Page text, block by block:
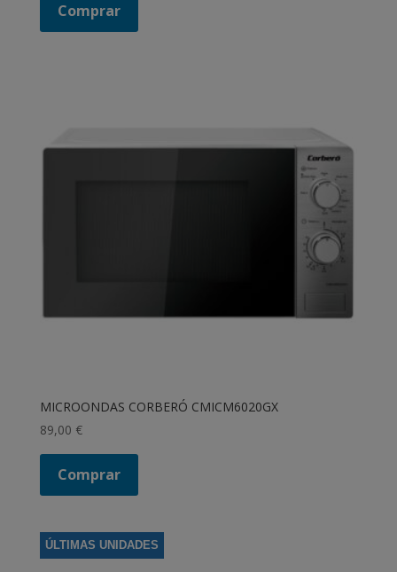
Comprar
MICROONDAS CORBERÓ CMICM6020GX
89,00 €
Comprar
ÚLTIMAS UNIDADES